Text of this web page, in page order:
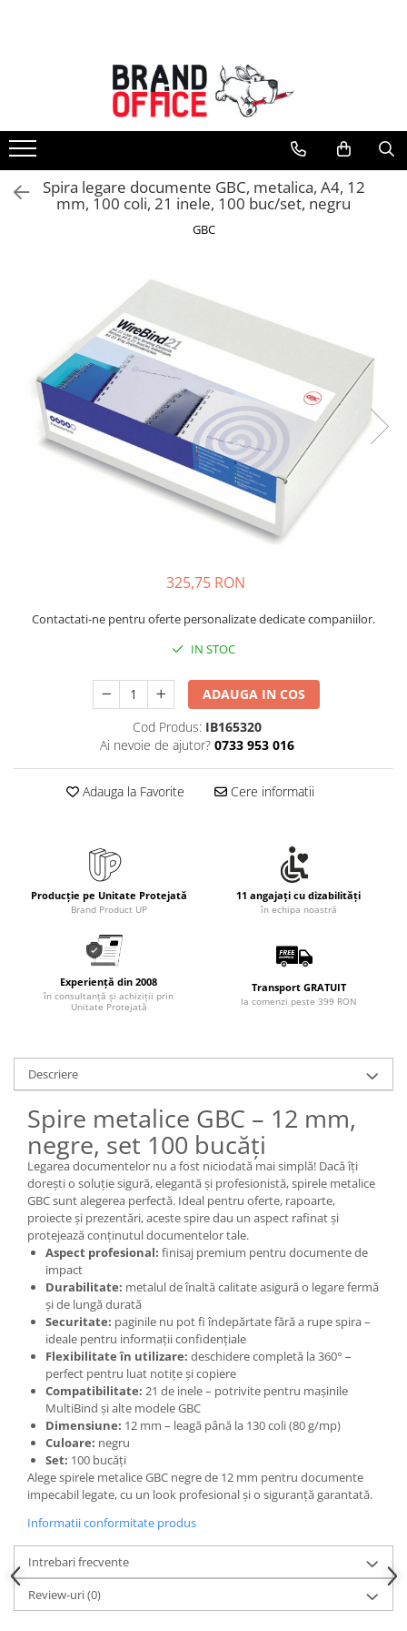
Unitate Protejata - PRODUCTIE
Hartie copiator si produse
tipografice
Produse consumabile din hartie
Detergenti si dezinfectanti
Agende, calendare si organizatoare
Agende personalizabile
Organizatoare business
Birotica si papetarie
Hartie si articole din hartie
Bibliorafturi, caiete mecanice,
separatoare
Capsatoare, capse si perforatoare
Caiete si blocnotesuri
Dosare, folii protectie si mape
Instrumente de scris
Pixuri metalice
Seturi de scris Premium
Instrumente de scris eco
Creioane mecanice si grafit
Textmarkere
Markere diverse
Carioci si creioane colorate
Rezerve instrumente scris
Tavite documente si suporturi
Ascutitori, radiere, agrafe
Produse Antibacteriene
Articole pentru bucatarie
Maturi, mopuri si galeti
Hartie igienica, prosoape hartie si
dispensere
Articole pentru rufe, casa,
geamuri, mobila
Articole pentru birou, suprafete,
pardoseli
Intretinere si odorizante masina
Saci de gunoi
Accesorii pentru curatenie
Tipografie si stampile
Formulare tipizate
Caiete si blocnotesuri
personalizate
Stampile, tusiere si tus
Protectia muncii si Imbracaminte
Imbracaminte
Tricouri
Bluze & Pulovere
Spira legare documente GBC, metalica, A4, 12
mm, 100 coli, 21 inele, 100 buc/set, negru
GBC
325,75 RON
Contactati-ne pentru oferte personalizate dedicate companiilor.
IN STOC
ADAUGA IN COS
Cod Produs: IB165320
Ai nevoie de ajutor? 0733 953 016
Adauga la Favorite Cere informatii
Producție pe Unitate Protejată
Brand Product UP
11 angajați cu dizabilități
în echipa noastră
Experiență din 2008
în consultanță și achiziții prin
Unitate Protejată
Transport GRATUIT
la comenzi peste 399 RON
Descriere
Spire metalice GBC – 12 mm,
negre, set 100 bucăți
Legarea documentelor nu a fost niciodată mai simplă! Dacă îți
dorești o soluție sigură, elegantă și profesionistă, spirele metalice
GBC sunt alegerea perfectă. Ideal pentru oferte, rapoarte,
proiecte și prezentări, aceste spire dau un aspect rafinat și
protejează conținutul documentelor tale.
Aspect profesional: finisaj premium pentru documente de
impact
Durabilitate: metalul de înaltă calitate asigură o legare fermă
și de lungă durată
Securitate: paginile nu pot fi îndepărtate fără a rupe spira –
ideale pentru informații confidențiale
Flexibilitate în utilizare: deschidere completă la 360° –
perfect pentru luat notițe și copiere
Compatibilitate: 21 de inele – potrivite pentru mașinile
MultiBind și alte modele GBC
Dimensiune: 12 mm – leagă până la 130 coli (80 g/mp)
Culoare: negru
Set: 100 bucăți
Alege spirele metalice GBC negre de 12 mm pentru documente
impecabil legate, cu un look profesional și o siguranță garantată.
Informatii conformitate produs
Intrebari frecvente
Review-uri(0)